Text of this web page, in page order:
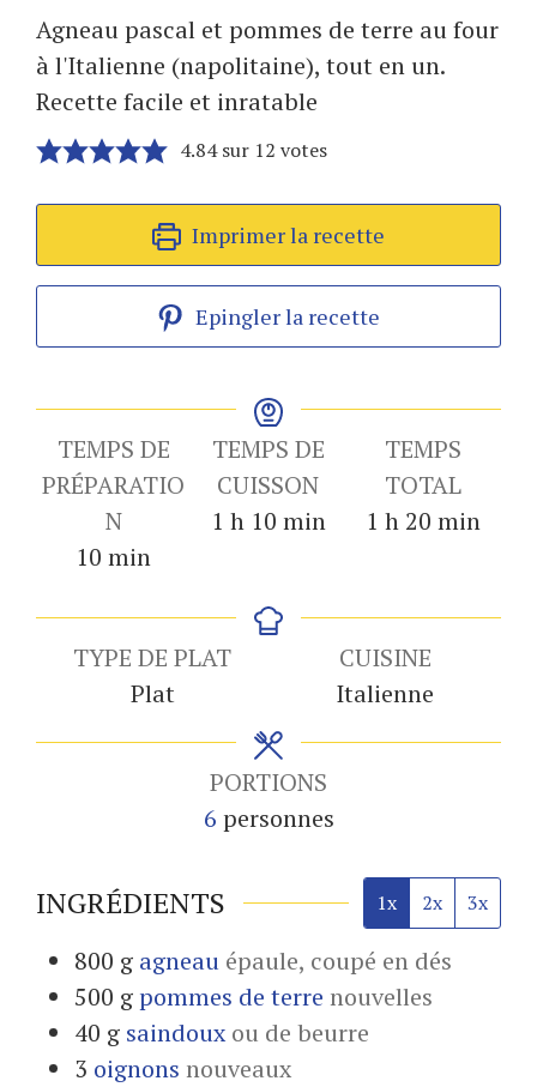
Agneau pascal et pommes de terre au four
à l'Italienne (napolitaine), tout en un.
Recette facile et inratable
4.84sur 12 votes
Imprimer la recette
Epingler la recette
TEMPS DE
PRÉPARATIO
N
10 minutes
min
TEMPS DE
CUISSON
1 heure
h 10minutes
min
TEMPS
TOTAL
1 heure
h 20 minutes
min
TYPE DE PLAT
Plat
CUISINE
Italienne
PORTIONS
6 personnes
INGRÉDIENTS 1x 2x 3x
800 g agneau épaule, coupé en dés
500 gpommes de terre nouvelles
40 g saindoux ou de beurre
3 oignons nouveaux